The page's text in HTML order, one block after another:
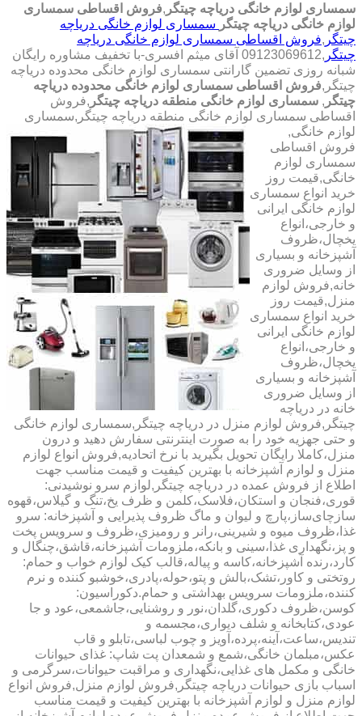
سمساری لوازم خانگی دریاچه چیتگر ,فروش اقساطی سمساری
لوازم خانگی دریاچه چیتگر سمساری لوازم خانگی دریاچه
چیتگر ,فروش اقساطی سمساری لوازم خانگی دریاچه
چیتگر
,09123069612 آقای میثم افسری-با تخفیف مشاوره رایگان
شبانه روزی تضمین گارانتی سمساری لوازم خانگی محدوده دریاچه
چیتگر,فروش اقساطی سمساری لوازم خانگی محدوده دریاچه
چیتگر , سمساری لوازم خانگی منطقه دریاچه چیتگر ,فروش
اقساطی سمساری لوازم خانگی منطقه دریاچه چیتگر,سمساری
لوازم خانگی,
فروش اقساطی
سمساری لوازم
خانگی,قیمت روز
خرید انواع سمساری
لوازم خانگی ایرانی
و خارجی،انواع
یخچال،ظروف
آشپزخانه و بسیاری
از وسایل ضروری
خانه,فروش لوازم
منزل,قیمت روز
خرید انواع سمساری
لوازم خانگی ایرانی
و خارجی،انواع
یخچال،ظروف
آشپزخانه و بسیاری
از وسایل ضروری
خانه در دریاچه
چیتگر,فروش لوازم منزل در دریاچه چیتگر,سمساری لوازم خانگی
و حتی جهزیه خود را به صورت اینترنتی سفارش دهید و درون
منزل،کاملا رایگان تحویل بگیرید با نرخ اتحادیه,فروش انواع لوازم
منزل و لوازم آشپزخانه با بهترین کیفیت و قیمت مناسب جهت
اطلاع از فروش عمده در دریاچه چیتگر,لوازم سرو نوشیدنی:
قوری،فنجان و استکان،فلاسک،کلمن و ظرف یخ،تنگ و گیلاس،قهوه
سازچای‌ساز،پارچ و لیوان و ماگ ظروف پذیرایی و آشپزخانه: سرو
غذا،ظروف میوه و شیرینی،رانر و رومیزی،ظروف و سرویس پخت
و پز،نگهداری غذا،سینی و بانکه،ملزومات آشپزخانه،قاشق،چنگال و
کارد،رنده آشپزخانه،کاسه و پیاله،قالب کیک لوازم خواب و حمام:
روتختی و کاور،تشک،بالش و پتو،حوله،پادری،خوشبو کننده و نرم
کننده،ملزومات سرویس بهداشتی و حمام.دکوراسیون:
کوسن،ظروف دکوری،گلدان،نور و روشنایی،جاشمعی،عود و جا
عودی،کتابخانه و شلف دیواری،مجسمه و
تندیس،ساعت،آینه،پرده،آویز و چوب لباسی،تابلو و قاب
عکس،مبلمان خانگی،شمع و شمعدان پت شاپ: غذای حیوانات
خانگی و مکمل های غذایی،نگهداری و مراقبت حیوانات،سرگرمی و
اسباب بازی حیوانات دریاچه چیتگر,فروش لوازم منزل,فروش انواع
لوازم منزل و لوازم آشپزخانه با بهترین کیفیت و قیمت مناسب